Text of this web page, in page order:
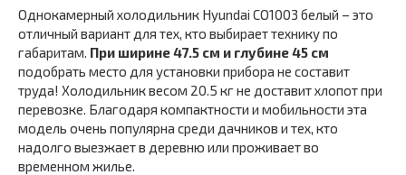
Однокамерный холодильник Hyundai CO1003 белый – это
отличный вариант для тех, кто выбирает технику по
габаритам. При ширине 47.5 см и глубине 45 см
подобрать место для установки прибора не составит
труда! Холодильник весом 20.5 кг не доставит хлопот при
перевозке. Благодаря компактности и мобильности эта
модель очень популярна среди дачников и тех, кто
надолго выезжает в деревню или проживает во
временном жилье.